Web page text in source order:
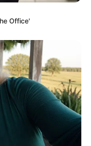
zugeteilt, die
zuständig
zur
auch reibungslos
an verschiedene
durch landlose
Teile und herrsche,
für die
Office'